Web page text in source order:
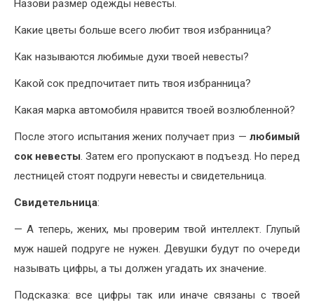
Назови размер одежды невесты.
Какие цветы больше всего любит твоя избранница?
Как называются любимые духи твоей невесты?
Какой сок предпочитает пить твоя избранница?
Какая марка автомобиля нравится твоей возлюбленной?
После этого испытания жених получает приз — любимый
сок невесты. Затем его пропускают в подъезд. Но перед
лестницей стоят подруги невесты и свидетельница.
Свидетельница:
— А теперь, жених, мы проверим твой интеллект. Глупый
муж нашей подруге не нужен. Девушки будут по очереди
называть цифры, а ты должен угадать их значение.
Подсказка: все цифры так или иначе связаны с твоей